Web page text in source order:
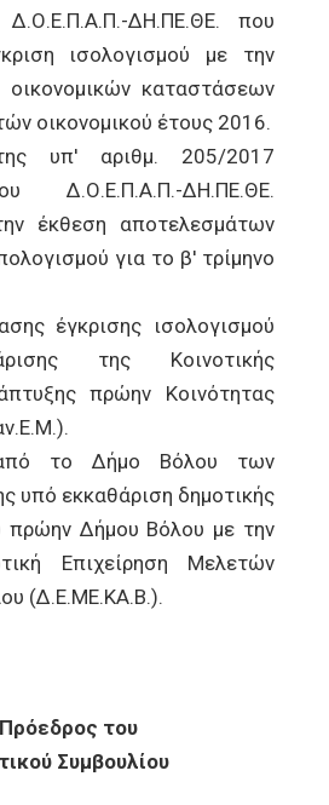
ΔΗ.ΠΕ.ΘΕ. που
ισολογισμού με την
οικονομικών καταστάσεων
οικονομικού έτους 2016.
υπ' αριθμ. 205/2017
Δ.Ο.Ε.Π.Α.Π.-ΔΗ.ΠΕ.ΘΕ.
έκθεση αποτελεσμάτων
για το β' τρίμηνο
έγκρισης ισολογισμού
της Κοινοτικής
πρώην Κοινότητας
το Δήμο Βόλου των
υπό εκκαθάριση δημοτικής
πρώην Δήμου Βόλου με την
Επιχείρηση Μελετών
(Δ.Ε.ΜΕ.ΚΑ.Β.).
του
Συμβουλίου